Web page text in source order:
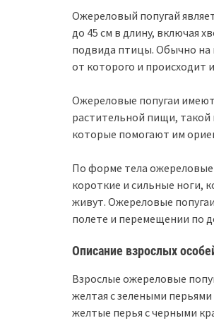
Ожереловый попугай
до 45 см в длину, включая
подвида птицы. Обычно на
от которого и происходит
Ожереловые попугаи
растительной пищи, такой
которые помогают им
По форме тела
короткие и сильные ноги,
живут. Ожереловые
полете и перемещении по
Описание взрослых
Взрослые ожереловые
желтая с зелеными перьями
желтые перья с черными